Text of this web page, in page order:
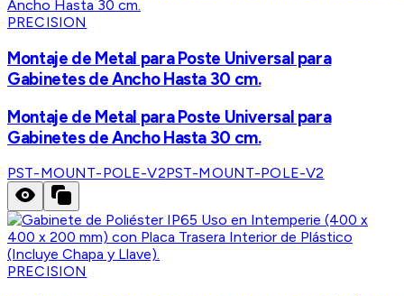
PRECISION
Montaje de Metal para Poste Universal para
Gabinetes de Ancho Hasta 30 cm.
Montaje de Metal para Poste Universal para
Gabinetes de Ancho Hasta 30 cm.
PST-MOUNT-POLE-V2PST-MOUNT-POLE-V2
PRECISION